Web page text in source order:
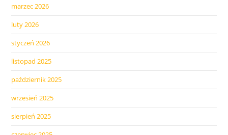
marzec 2026
luty 2026
styczeń 2026
listopad 2025
październik 2025
wrzesień 2025
sierpień 2025